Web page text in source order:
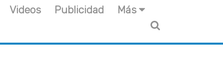
Videos Publicidad Más